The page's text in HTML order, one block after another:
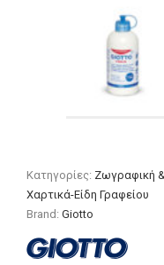
Κατηγορίες: Ζωγραφική
Χαρτικά-Είδη Γραφείου
Brand:Giotto